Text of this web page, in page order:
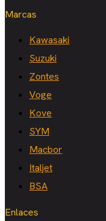
Marcas
Kawasaki
Suzuki
Zontes
Voge
Kove
SYM
Macbor
Italjet
BSA
Enlaces